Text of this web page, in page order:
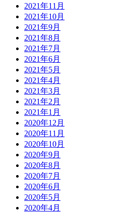
2021年11月
2021年10月
2021年9月
2021年8月
2021年7月
2021年6月
2021年5月
2021年4月
2021年3月
2021年2月
2021年1月
2020年12月
2020年11月
2020年10月
2020年9月
2020年8月
2020年7月
2020年6月
2020年5月
2020年4月